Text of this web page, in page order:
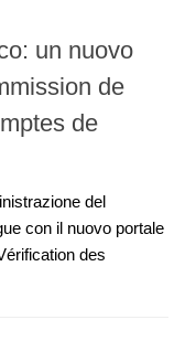
un nuovo
de
de
del
con il nuovo portale
des